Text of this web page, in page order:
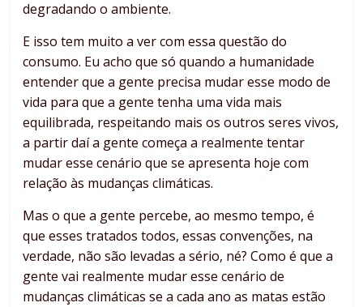
degradando o ambiente.
E isso tem muito a ver com essa questão do
consumo. Eu acho que só quando a humanidade
entender que a gente precisa mudar esse modo de
vida para que a gente tenha uma vida mais
equilibrada, respeitando mais os outros seres vivos,
a partir daí a gente começa a realmente tentar
mudar esse cenário que se apresenta hoje com
relação às mudanças climáticas.
Mas o que a gente percebe, ao mesmo tempo, é
que esses tratados todos, essas convenções, na
verdade, não são levadas a sério, né? Como é que a
gente vai realmente mudar esse cenário de
mudanças climáticas se a cada ano as matas estão